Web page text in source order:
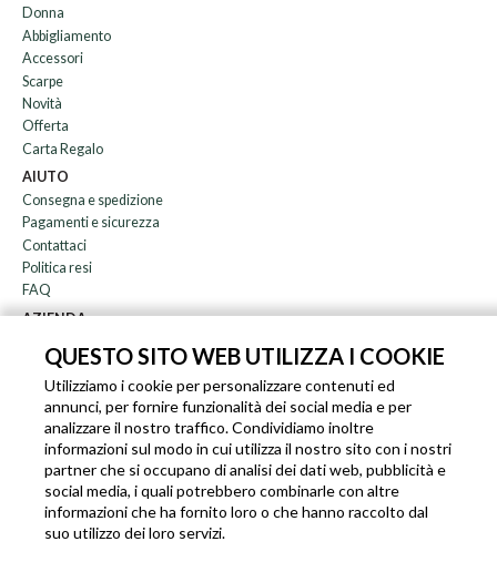
QUESTO SITO WEB UTILIZZA I COOKIE
Utilizziamo i cookie per personalizzare contenuti ed
annunci, per fornire funzionalità dei social media e per
analizzare il nostro traffico. Condividiamo inoltre
informazioni sul modo in cui utilizza il nostro sito con i nostri
partner che si occupano di analisi dei dati web, pubblicità e
social media, i quali potrebbero combinarle con altre
informazioni che ha fornito loro o che hanno raccolto dal
suo utilizzo dei loro servizi.
Donna
Abbigliamento
Accessori
Scarpe
Novità
Offerta
Carta Regalo
AIUTO
Consegna e spedizione
Pagamenti e sicurezza
Contattaci
Politica resi
FAQ
AZIENDA
Chi siamo
Blog
Affiliazione
EN IT FR DE